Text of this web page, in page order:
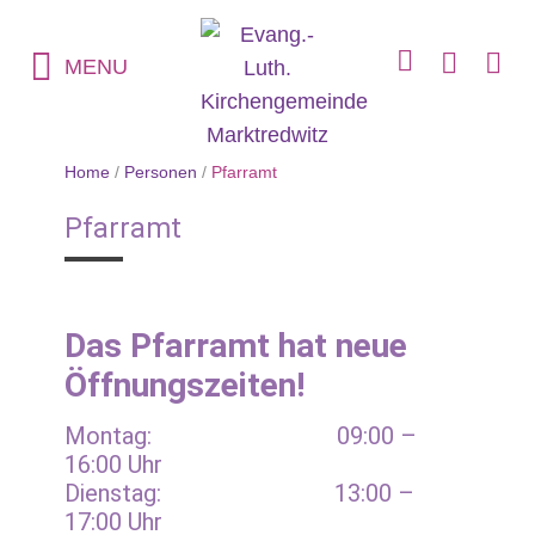
MENU
Home / Personen / Pfarramt
Pfarramt
Das Pfarramt hat neue
Öffnungszeiten!
Montag: 09:00 –
16:00 Uhr
Dienstag: 13:00 –
17:00 Uhr